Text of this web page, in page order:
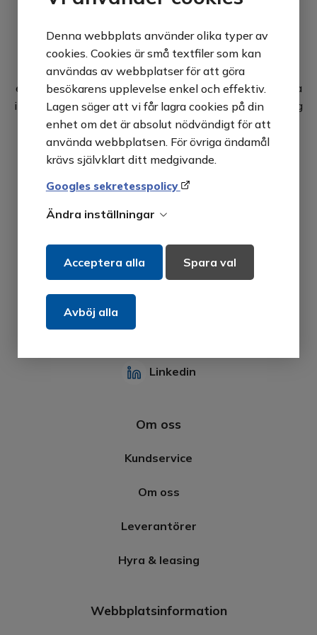
Denna webbplats använder olika typer av
cookies. Cookies är små textfiler som kan
användas av webbplatser för att göra
besökarens upplevelse enkel och effektiv.
Lagen säger att vi får lagra cookies på din
enhet om det är absolut nödvändigt för att
använda webbplatsen. För övriga ändamål
krävs självklart ditt medgivande.
Googles sekretesspolicy
Ändra inställningar
Acceptera alla Spara val
Avböj alla
Norge.
Med noga utvalda europeiska leverantörer kan vi
erbjuda ett brett utbud av produkter och är extra vassa
inom renluftsteknik och skyddsventilation, sterilisering
och desinfektion, värmebehandling, cellodling,
klimattestning och vattenrening.
Kontaktuppgifter
mail@milmedtek.se
Tennvägen 1, 371 50 Karlskrona
Linkedin
Om oss
Kundservice
Om oss
Leverantörer
Hyra & leasing
Webbplatsinformation